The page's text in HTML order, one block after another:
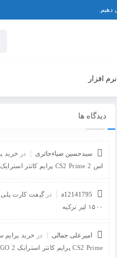
نرم افزار
دیدگاه ها
سیدحسین ضیاءحائری در خرید
اس 2 CS2 Prime پرایم کانتر استرایک 2 CS:GO
a12141795 درگیفت کارت
۱۵۰۰ لیر ترکیه
امیرعلی جمالی در
CS2 Prime پرایم کانتر استرایک 2 CS:GO